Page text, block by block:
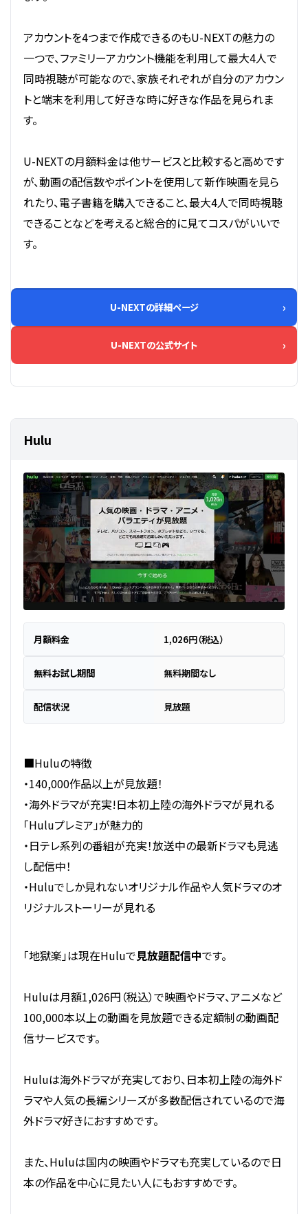
アカウントを4つまで作成できるのもU-NEXTの魅力の
一つで、ファミリーアカウント機能を利用して最大4人で
同時視聴が可能なので、家族それぞれが自分のアカウン
トと端末を利用して好きな時に好きな作品を見られま
す。
U-NEXTの月額料金は他サービスと比較すると高めです
が、動画の配信数やポイントを使用して新作映画を見ら
れたり、電子書籍を購入できること、最大4人で同時視聴
できることなどを考えると総合的に見てコスパがいいで
す。
U-NEXTの詳細ページ
U-NEXTの公式サイト
Hulu
月額料金 1,026円（税込）
無料お試し期間 無料期間なし
配信状況 見放題
■Huluの特徴
・140,000作品以上が見放題！
・海外ドラマが充実!日本初上陸の海外ドラマが見れる
「Huluプレミア」が魅力的
・日テレ系列の番組が充実！放送中の最新ドラマも見逃
し配信中！
・Huluでしか見れないオリジナル作品や人気ドラマのオ
リジナルストーリーが見れる
「地獄楽」は現在Huluで見放題配信中です。
Huluは月額1,026円（税込）で映画やドラマ、アニメなど
100,000本以上の動画を見放題できる定額制の動画配
信サービスです。
Huluは海外ドラマが充実しており、日本初上陸の海外ド
ラマや人気の長編シリーズが多数配信されているので海
外ドラマ好きにおすすめです。
また、Huluは国内の映画やドラマも充実しているので日
本の作品を中心に見たい人にもおすすめです。